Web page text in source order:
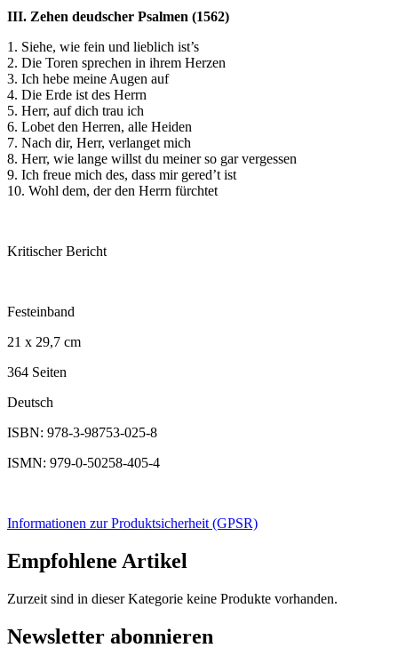
III. Zehen deudscher Psalmen (1562)
1. Siehe, wie fein und lieblich ist’s
2. Die Toren sprechen in ihrem Herzen
3. Ich hebe meine Augen auf
4. Die Erde ist des Herrn
5. Herr, auf dich trau ich
6. Lobet den Herren, alle Heiden
7. Nach dir, Herr, verlanget mich
8. Herr, wie lange willst du meiner so gar vergessen
9. Ich freue mich des, dass mir gered’t ist
10. Wohl dem, der den Herrn fürchtet
Kritischer Bericht
Festeinband
21 x 29,7 cm
364 Seiten
Deutsch
ISBN: 978-3-98753-025-8
ISMN: 979-0-50258-405-4
Informationen zur Produktsicherheit (GPSR)
Empfohlene Artikel
Zurzeit sind in dieser Kategorie keine Produkte vorhanden.
Newsletter abonnieren